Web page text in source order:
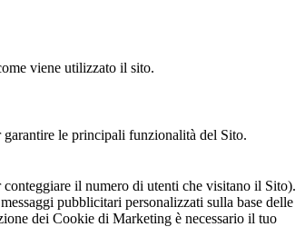
viene utilizzato il sito.
le principali funzionalità del Sito.
il numero di utenti che visitano il Sito).
pubblicitari personalizzati sulla base delle
dei Cookie di Marketing è necessario il tuo